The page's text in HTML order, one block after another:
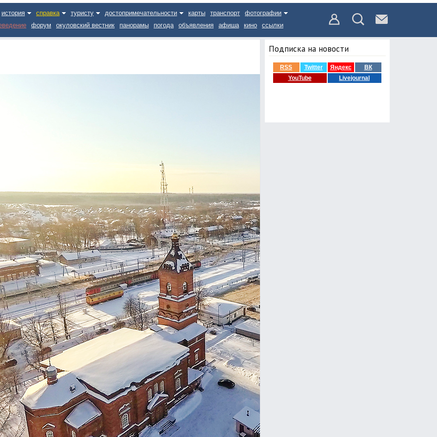
история справка туристу достопримечательности карты транспорт
фотографии
форум окуловский вестник панорамы погода объявления афиша кино ссылки
Подписка на новости
RSS Twitter Яндекс
ВК
YouTube
Livejournal